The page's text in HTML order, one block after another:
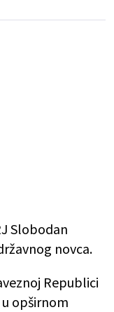
Slobodan
novca.
Republici
opširnom